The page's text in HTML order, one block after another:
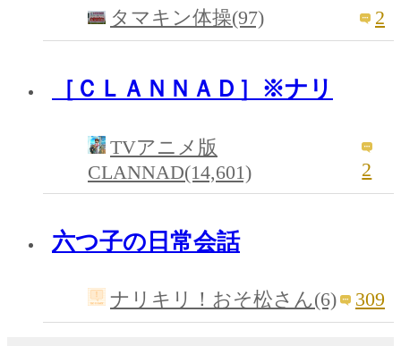
タマキン体操(97) 2
［ＣＬＡＮＮＡＤ］※ナリ
TVアニメ版
CLANNAD(14,601)
2
六つ子の日常会話
ナリキリ！おそ松さん(6) 309